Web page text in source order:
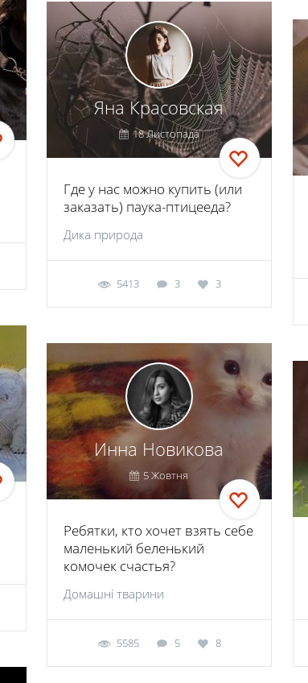
Яна Красовская
18 Листопада
Где у нас можно купить (или
заказать) паука-птицееда?
Дика природа
5413 3 3
Инна Новикова
5 Жовтня
Ребятки, кто хочет взять себе
маленький беленький
комочек счастья?
Домашні тварини
5585 5 8